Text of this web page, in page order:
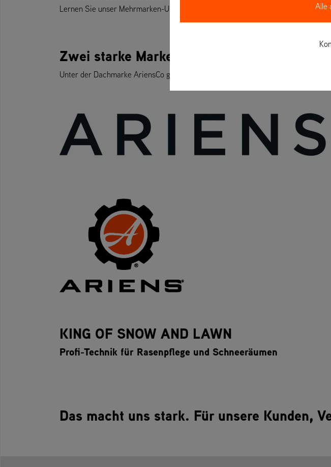
Lernen Sie unser Mehrmarken-Unternehmen AriensCo und seine Markenfamilie
Zwei starke Marken unter einem Dach
Unter der Dachmarke AriensCo gibt es in Europa zwei starke Produktmarken:
KING OF SNOW AND LAWN
Profi-Technik für Rasenpflege und Schneeräumen
Das macht uns stark. Für unsere Kunden,
Alle